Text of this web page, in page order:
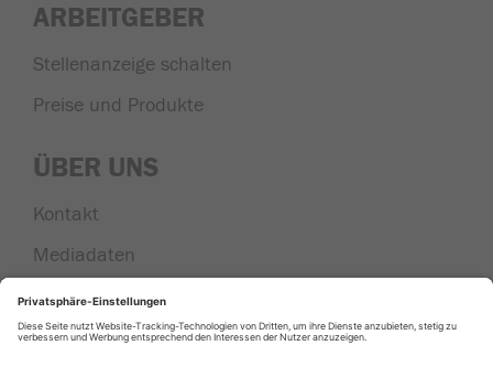
ARBEITGEBER
Stellenanzeige schalten
Preise und Produkte
ÜBER UNS
Kontakt
Mediadaten
Nachrichten aus der Region